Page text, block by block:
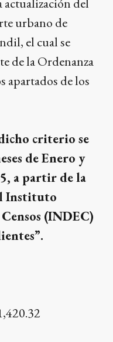
urbano de
el cual se
de la Ordenanza
apartados de los
criterio se
de Enero y
a partir de la
Instituto
(INDEC)